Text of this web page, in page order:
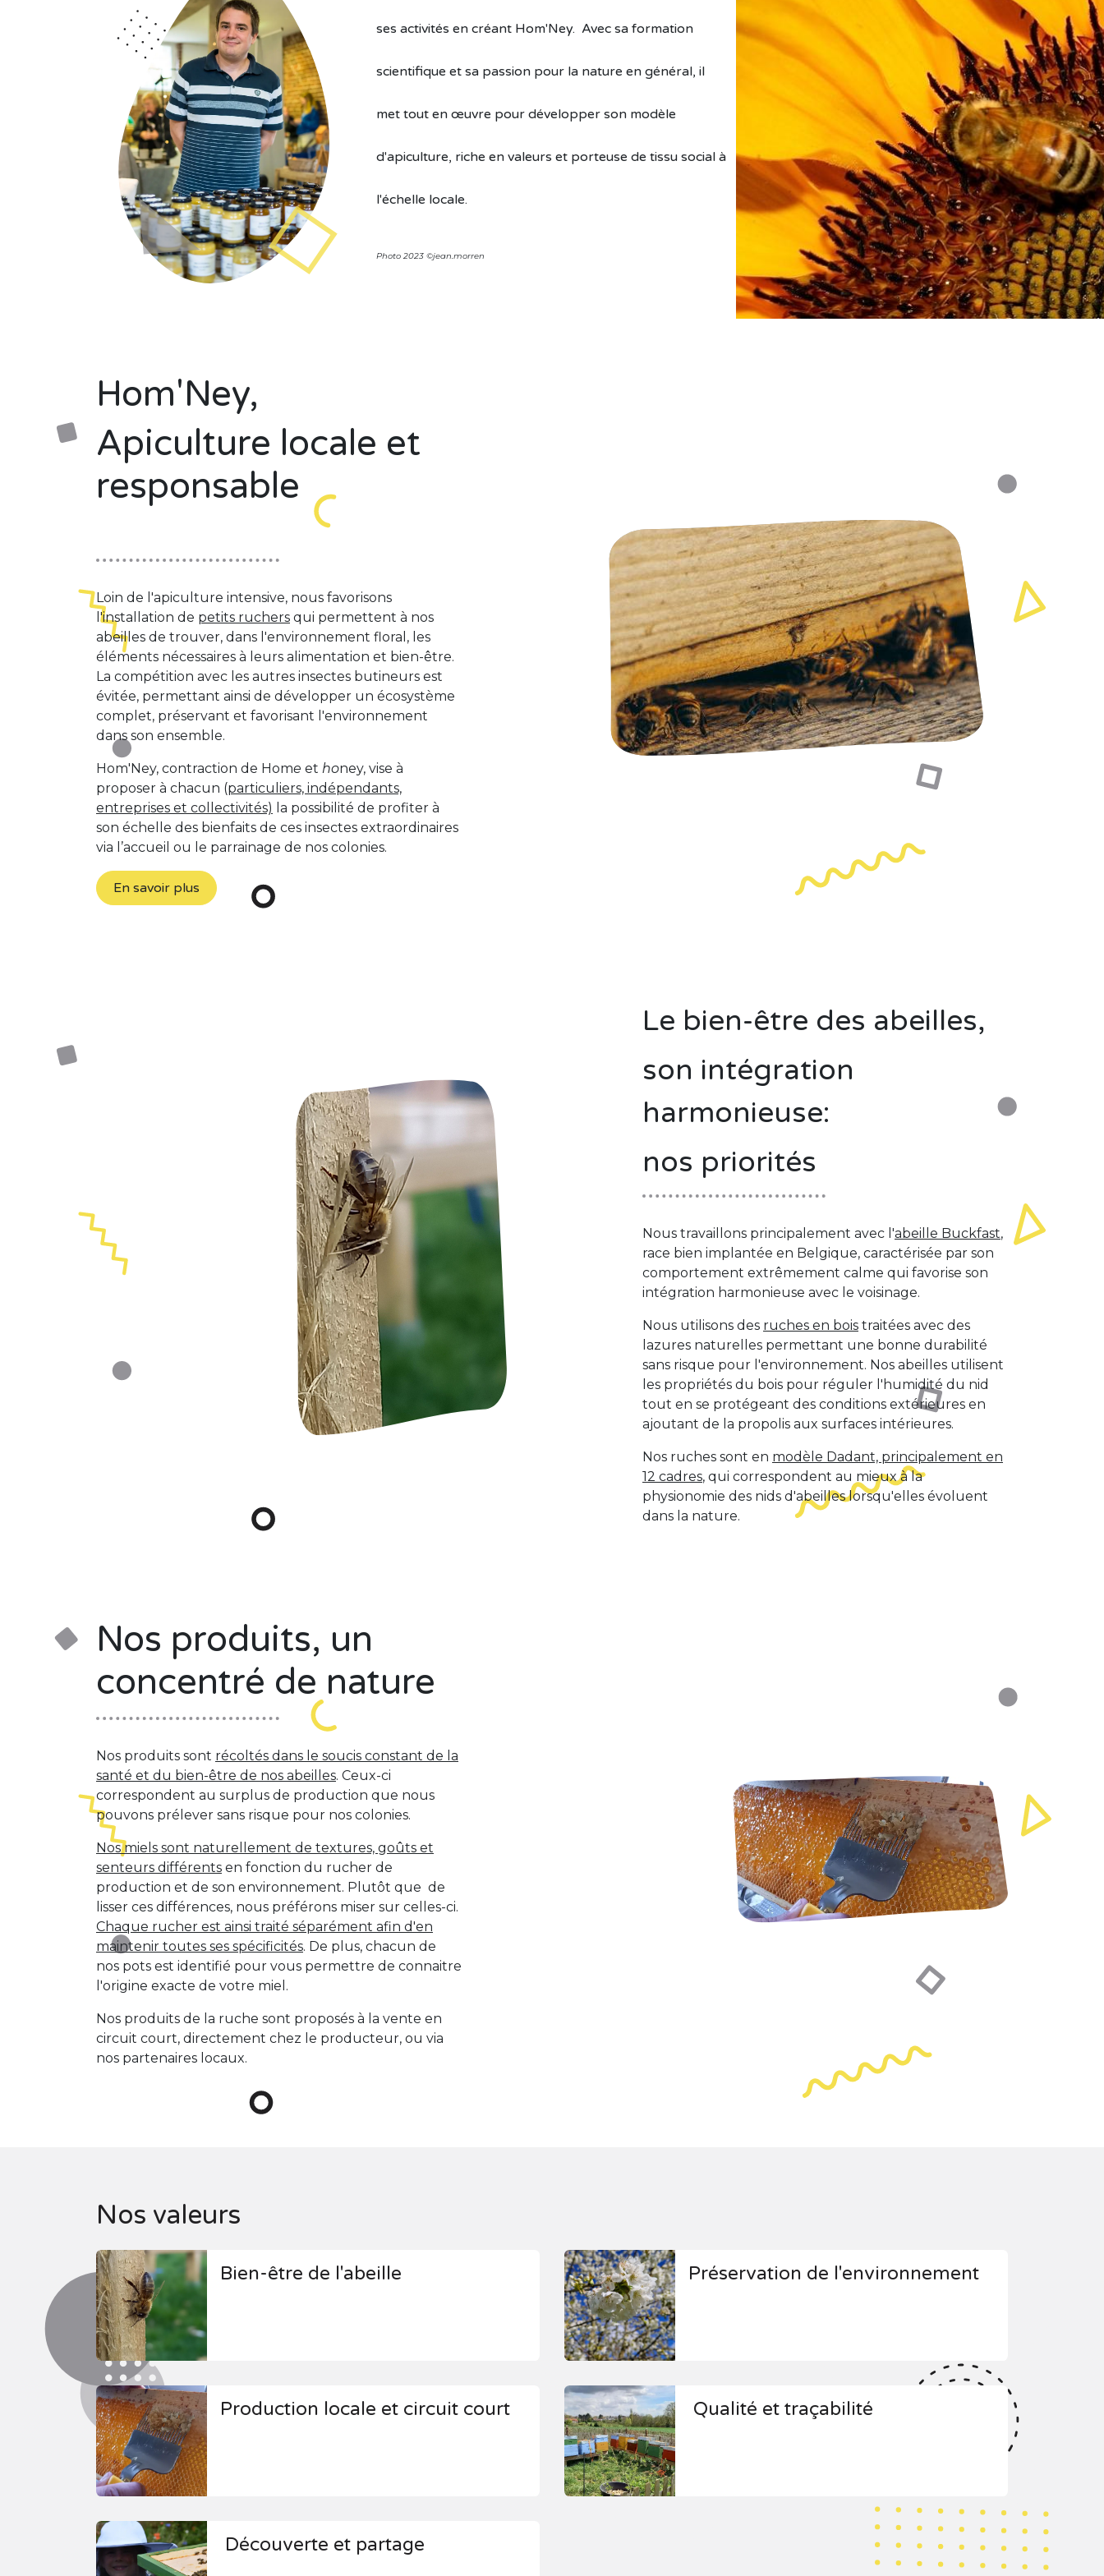
ses activités en créant Hom'Ney. Avec sa formation
scientifique et sa passion pour la nature en général, il
met tout en œuvre pour développer son modèle
d'apiculture, riche en valeurs et porteuse de tissu social à
l'échelle locale.
Photo 2023 ©jean.morren
Hom'Ney,
Apiculture locale et
responsable
Loin de l'apiculture intensive, nous favorisons
l'installation de petits ruchers qui permettent à nos
abeilles de trouver, dans l'environnement floral, les
éléments nécessaires à leurs alimentation et bien-être.
La compétition avec les autres insectes butineurs est
évitée, permettant ainsi de développer un écosystème
complet, préservant et favorisant l'environnement
dans son ensemble.
Hom'Ney, contraction de Home et honey, vise à
proposer à chacun (particuliers, indépendants,
entreprises et collectivités) la possibilité de profiter à
son échelle des bienfaits de ces insectes extraordinaires
via l’accueil ou le parrainage de nos colonies.
En savoir plus
Le bien-être des abeilles,
son intégration
harmonieuse:
nos priorités
Nous travaillons principalement avec l'abeille Buckfast,
race bien implantée en Belgique, caractérisée par son
comportement extrêmement calme qui favorise son
intégration harmonieuse avec le voisinage.
Nous utilisons des ruches en bois traitées avec des
lazures naturelles permettant une bonne durabilité
sans risque pour l'environnement. Nos abeilles utilisent
les propriétés du bois pour réguler l'humidité du nid
tout en se protégeant des conditions extérieures en
ajoutant de la propolis aux surfaces intérieures.
Nos ruches sont en modèle Dadant, principalement en
12 cadres, qui correspondent au mieux à la
physionomie des nids d'abeilles lorsqu'elles évoluent
dans la nature.
Nos produits, un
concentré de nature
Nos produits sont récoltés dans le soucis constant de la
santé et du bien-être de nos abeilles. Ceux-ci
correspondent au surplus de production que nous
pouvons prélever sans risque pour nos colonies.
Nos miels sont naturellement de textures, goûts et
senteurs différents en fonction du rucher de
production et de son environnement. Plutôt que de
lisser ces différences, nous préférons miser sur celles-ci.
Chaque rucher est ainsi traité séparément afin d'en
maintenir toutes ses spécificités. De plus, chacun de
nos pots est identifié pour vous permettre de connaitre
l'origine exacte de votre miel.
Nos produits de la ruche sont proposés à la vente en
circuit court, directement chez le producteur, ou via
nos partenaires locaux.
Nos valeurs
Bien-être de l'abeille Préservation de l'environnement
Production locale et circuit court Qualité et traçabilité
Découverte et partage